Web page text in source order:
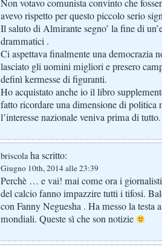
Non votavo comunista convinto che
avevo rispetto per questo piccolo serio
Il saluto di Almirante segno’ la fine di
drammatici .
Ci aspettava finalmente una democrazia
lasciato gli uomini migliori e presero
definì kermesse di figuranti.
Ho acquistato anche io il libro
fatto ricordare una dimensione di politica
l’interesse nazionale veniva prima di tutto.
briscolaha scritto:
Giugno 10th, 2014 alle 23:39
Perchè … e vai! mai come ora i
del calcio fanno impazzire tutti i tifosi.
con Fanny Neguesha . Ha messo la testa
mondiali. Queste sì che son notizie